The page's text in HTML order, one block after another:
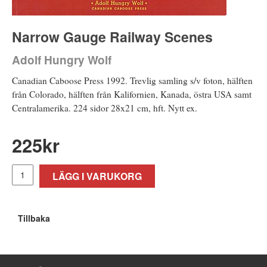
Narrow Gauge Railway Scenes
Adolf Hungry Wolf
Canadian Caboose Press 1992. Trevlig samling s/v foton, hälften
från Colorado, hälften från Kalifornien, Kanada, östra USA samt
Centralamerika. 224 sidor 28x21 cm, hft. Nytt ex.
225kr
LÄGG I VARUKORG
Tillbaka